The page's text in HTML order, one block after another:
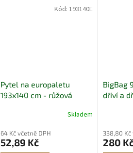
Pytel na europaletu
193x140 cm - růžová
Skladem
64 Kč včetně DPH
52,89 Kč
Kód: 193140E
BigBag
dříví a
338,80 Kč
280